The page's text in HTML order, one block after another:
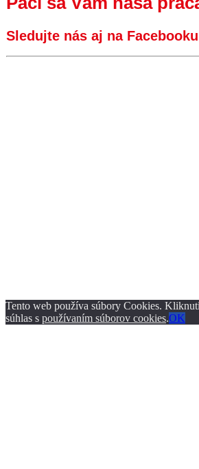
Sledujte nás aj na
Tento web používa súbory Cookies.
súhlas s používaním súborov cookies.OK